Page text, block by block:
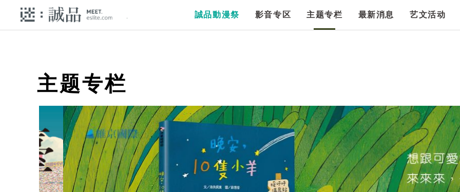
誠品動漫祭 影音专区 主题专栏 最新消息 艺文活动
主题专栏